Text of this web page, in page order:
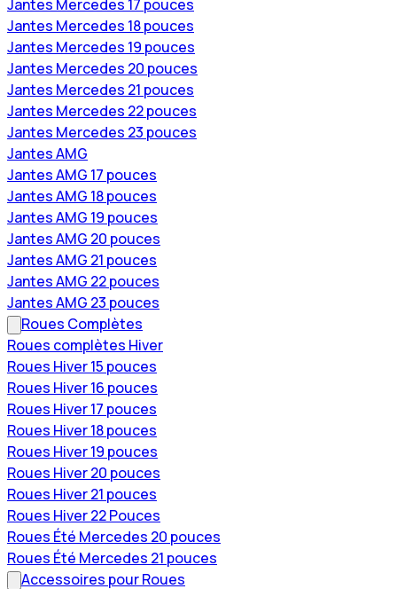
Jantes Mercedes 17 pouces
Jantes Mercedes 18 pouces
Jantes Mercedes 19 pouces
Jantes Mercedes 20 pouces
Jantes Mercedes 21 pouces
Jantes Mercedes 22 pouces
Jantes Mercedes 23 pouces
Jantes AMG
Jantes AMG 17 pouces
Jantes AMG 18 pouces
Jantes AMG 19 pouces
Jantes AMG 20 pouces
Jantes AMG 21 pouces
Jantes AMG 22 pouces
Jantes AMG 23 pouces
Roues Complètes
Roues complètes Hiver
Roues Hiver 15 pouces
Roues Hiver 16 pouces
Roues Hiver 17 pouces
Roues Hiver 18 pouces
Roues Hiver 19 pouces
Roues Hiver 20 pouces
Roues Hiver 21 pouces
Roues Hiver 22 Pouces
Roues Été Mercedes 20 pouces
Roues Été Mercedes 21 pouces
Accessoires pour Roues